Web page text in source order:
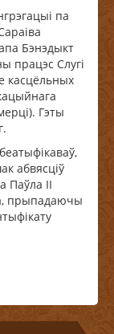
па
Бэнэдыкт
працэс Слугі
касцёльных
Гэты
абвясціў
Паўла ІІ
прыпадаючы